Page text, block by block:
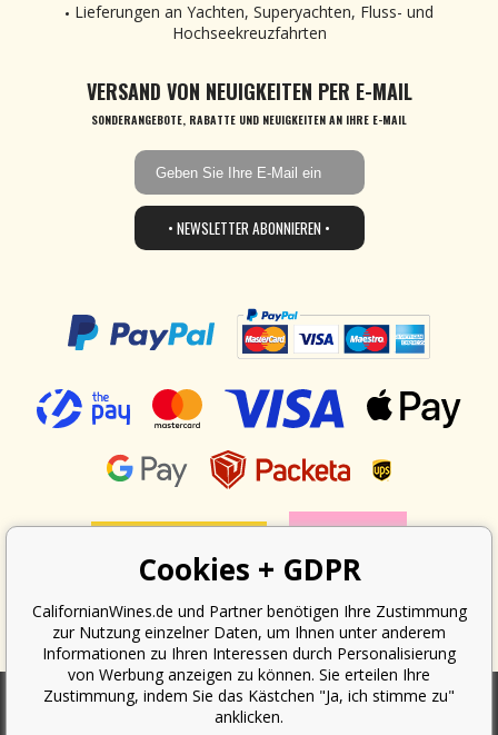
Lieferungen an Yachten, Superyachten, Fluss- und
Hochseekreuzfahrten
VERSAND VON NEUIGKEITEN PER E-MAIL
SONDERANGEBOTE, RABATTE UND NEUIGKEITEN AN IHRE E-MAIL
• NEWSLETTER ABONNIEREN •
Cookies + GDPR
CalifornianWines.de und Partner benötigen Ihre Zustimmung
zur Nutzung einzelner Daten, um Ihnen unter anderem
Informationen zu Ihren Interessen durch Personalisierung
von Werbung anzeigen zu können. Sie erteilen Ihre
Zustimmung, indem Sie das Kästchen "Ja, ich stimme zu"
anklicken.